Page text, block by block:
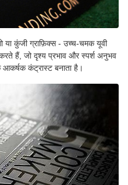
या कुंजी ग्राफ़िक्स - उच्च-चमक यूवी
हैं, जो दृश्य प्रभाव और स्पर्श अनुभव
कंट्रास्ट बनाता है।